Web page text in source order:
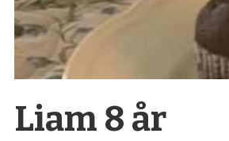
Liam 8 år